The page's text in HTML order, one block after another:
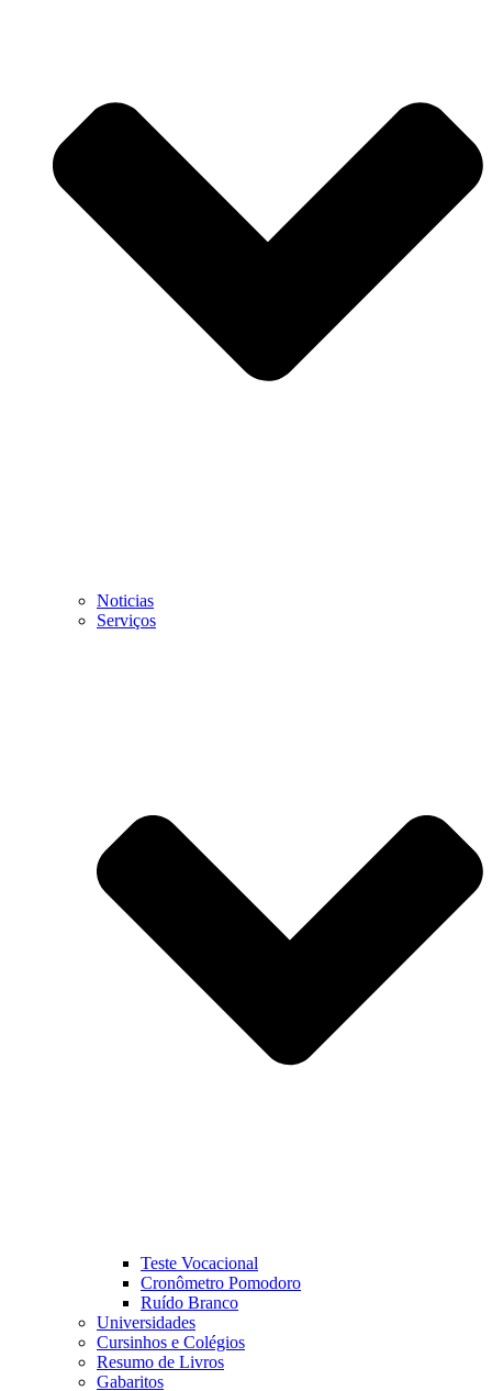
Noticias
Serviços
Teste Vocacional
Cronômetro Pomodoro
Ruído Branco
Universidades
Cursinhos e Colégios
Resumo de Livros
Gabaritos